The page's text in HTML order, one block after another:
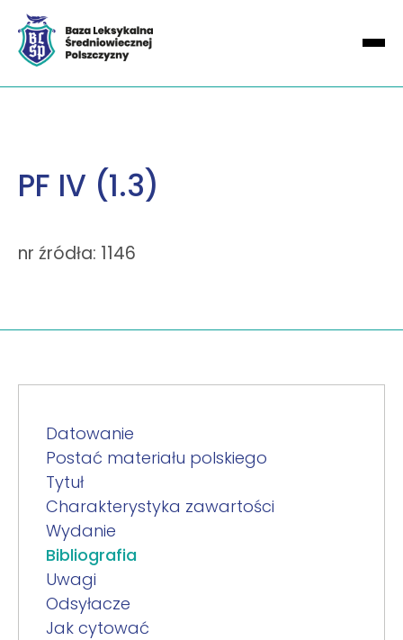
PF IV (1.3)
nr źródła: 1146
Datowanie
Postać materiału polskiego
Tytuł
Charakterystyka zawartości
Wydanie
Bibliografia
Uwagi
Odsyłacze
Jak cytować